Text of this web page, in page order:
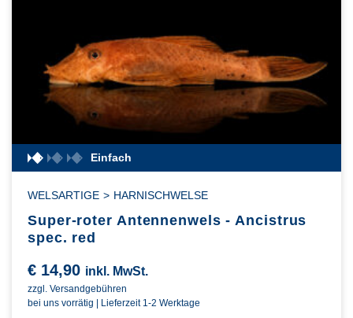
Einfach
WELSARTIGE > HARNISCHWELSE
Super-roter Antennenwels - Ancistrus
spec. red
€ 14,90 inkl. MwSt.
zzgl. Versandgebühren
bei uns vorrätig | Lieferzeit 1-2 Werktage